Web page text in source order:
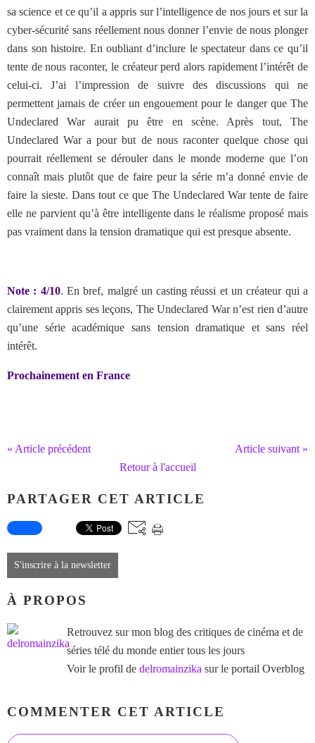
sa science et ce qu’il a appris sur l’intelligence de nos jours et sur la
cyber-sécurité sans réellement nous donner l’envie de nous plonger
dans son histoire. En oubliant d’inclure le spectateur dans ce qu’il
tente de nous raconter, le créateur perd alors rapidement l’intérêt de
celui-ci. J’ai l’impression de suivre des discussions qui ne
permettent jamais de créer un engouement pour le danger que The
Undeclared War aurait pu être en scène. Après tout, The
Undeclared War a pour but de nous raconter quelque chose qui
pourrait réellement se dérouler dans le monde moderne que l’on
connaît mais plutôt que de faire peur la série m’a donné envie de
faire la sieste. Dans tout ce que The Undeclared War tente de faire
elle ne parvient qu’à être intelligente dans le réalisme proposé mais
pas vraiment dans la tension dramatique qui est presque absente.
Note : 4/10. En bref, malgré un casting réussi et un créateur qui a
clairement appris ses leçons, The Undeclared War n’est rien d’autre
qu’une série académique sans tension dramatique et sans réel
intérêt.
Prochainement en France
« Article précédent
Article suivant »
Retour à l'accueil
PARTAGER CET ARTICLE
S'inscrire à la newsletter
À PROPOS
Retrouvez sur mon blog des critiques de cinéma et de
séries télé du monde entier tous les jours
Voir le profil de delromainzika sur le portail Overblog
COMMENTER CET ARTICLE